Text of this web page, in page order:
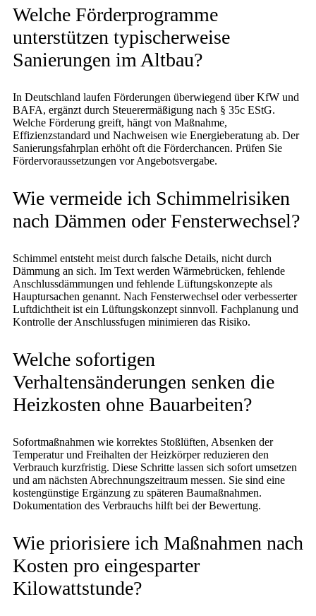
Welche Förderprogramme
unterstützen typischerweise
Sanierungen im Altbau?
In Deutschland laufen Förderungen überwiegend über KfW und
BAFA, ergänzt durch Steuerermäßigung nach § 35c EStG.
Welche Förderung greift, hängt von Maßnahme,
Effizienzstandard und Nachweisen wie Energieberatung ab. Der
Sanierungsfahrplan erhöht oft die Förderchancen. Prüfen Sie
Fördervoraussetzungen vor Angebotsvergabe.
Wie vermeide ich Schimmelrisiken
nach Dämmen oder Fensterwechsel?
Schimmel entsteht meist durch falsche Details, nicht durch
Dämmung an sich. Im Text werden Wärmebrücken, fehlende
Anschlussdämmungen und fehlende Lüftungskonzepte als
Hauptursachen genannt. Nach Fensterwechsel oder verbesserter
Luftdichtheit ist ein Lüftungskonzept sinnvoll. Fachplanung und
Kontrolle der Anschlussfugen minimieren das Risiko.
Welche sofortigen
Verhaltensänderungen senken die
Heizkosten ohne Bauarbeiten?
Sofortmaßnahmen wie korrektes Stoßlüften, Absenken der
Temperatur und Freihalten der Heizkörper reduzieren den
Verbrauch kurzfristig. Diese Schritte lassen sich sofort umsetzen
und am nächsten Abrechnungszeitraum messen. Sie sind eine
kostengünstige Ergänzung zu späteren Baumaßnahmen.
Dokumentation des Verbrauchs hilft bei der Bewertung.
Wie priorisiere ich Maßnahmen nach
Kosten pro eingesparter
Kilowattstunde?